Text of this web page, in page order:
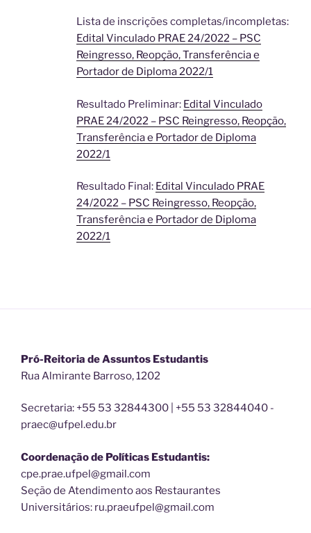
Lista de inscrições completas/incompletas:
Edital Vinculado PRAE 24/2022 – PSC
Reingresso, Reopção, Transferência e
Portador de Diploma 2022/1
Resultado Preliminar: Edital Vinculado
PRAE 24/2022 – PSC Reingresso, Reopção,
Transferência e Portador de Diploma
2022/1
Resultado Final: Edital Vinculado PRAE
24/2022 – PSC Reingresso, Reopção,
Transferência e Portador de Diploma
2022/1
Pró-Reitoria de Assuntos Estudantis
Rua Almirante Barroso, 1202
Secretaria: +55 53 32844300 | +55 53 32844040 -
praec@ufpel.edu.br
Coordenação de Políticas Estudantis:
cpe.prae.ufpel@gmail.com
Seção de Atendimento aos Restaurantes
Universitários: ru.praeufpel@gmail.com